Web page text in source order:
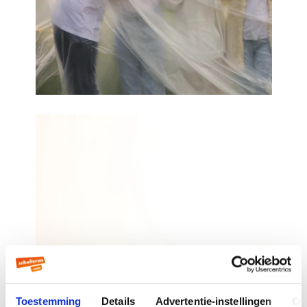
Toestemming Details Advertentie-instellingen